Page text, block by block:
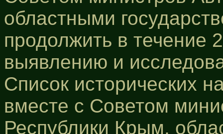
областными
продолжить в течение
выявлению и
Список исторических
вместе с Советом
Республики Крым,